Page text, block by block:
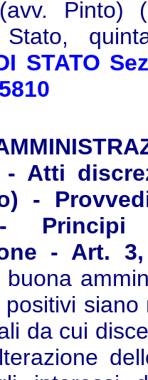
Pinto)
STATO
- Atti
-
-
- Art.
da cui